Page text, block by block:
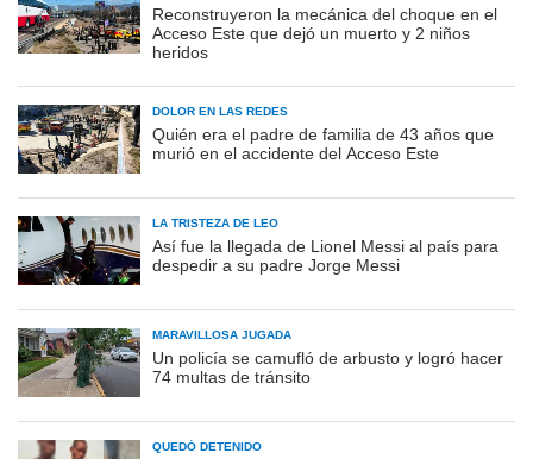
Reconstruyeron la mecánica del choque en el
Acceso Este que dejó un muerto y 2 niños
heridos
DOLOR EN LAS REDES
Quién era el padre de familia de 43 años que
murió en el accidente del Acceso Este
LA TRISTEZA DE LEO
Así fue la llegada de Lionel Messi al país para
despedir a su padre Jorge Messi
MARAVILLOSA JUGADA
Un policía se camufló de arbusto y logró hacer
74 multas de tránsito
QUEDÓ DETENIDO